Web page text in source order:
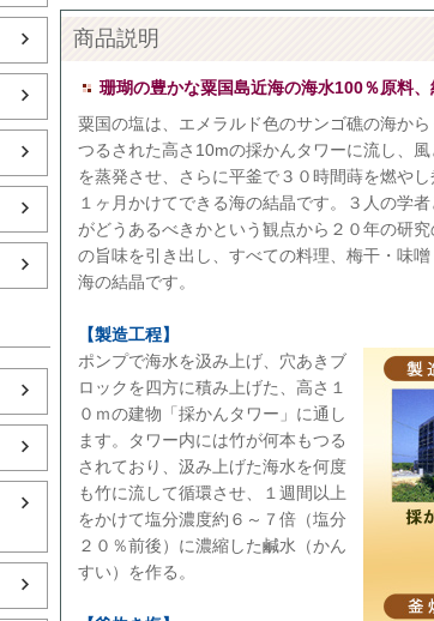
商品説明
珊瑚の豊かな粟国島近海の海水100％原料
粟国の塩は、エメラルド色のサンゴ礁の海か
つるされた高さ10mの採かんタワーに流し、
を蒸発させ、さらに平釜で３０時間蒔を燃や
１ヶ月かけてできる海の結晶です。３人の学
がどうあるべきかという観点から２０年の研
の旨味を引き出し、すべての料理、梅干・味
海の結晶です。
【製造工程】
ポンプで海水を汲み上げ、穴あきブ
ロックを四方に積み上げた、高さ１
０ｍの建物「採かんタワー」に通し
ます。タワー内には竹が何本もつる
されており、汲み上げた海水を何度
も竹に流して循環させ、１週間以上
をかけて塩分濃度約６～７倍（塩分
２０％前後）に濃縮した鹹水（かん
すい）を作る。